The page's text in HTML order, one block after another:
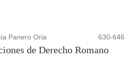
Panero Oria 630-646
de Derecho Romano